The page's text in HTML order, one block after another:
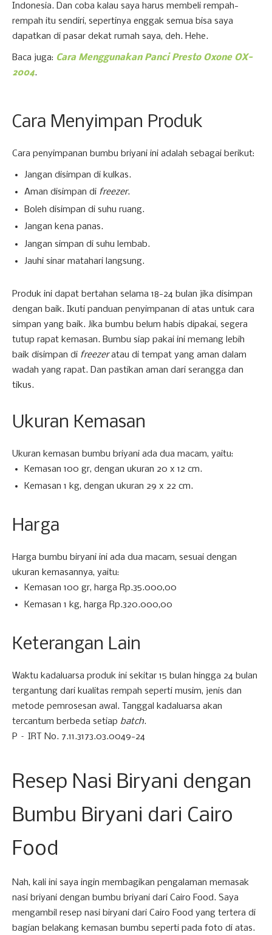
Indonesia. Dan coba kalau saya harus membeli rempah-
rempah itu sendiri, sepertinya enggak semua bisa saya
dapatkan di pasar dekat rumah saya, deh. Hehe.
Baca juga: Cara Menggunakan Panci Presto Oxone OX-
2004.
Cara Menyimpan Produk
Cara penyimpanan bumbu briyani ini adalah sebagai berikut:
Jangan disimpan di kulkas.
Aman disimpan di freezer.
Boleh disimpan di suhu ruang.
Jangan kena panas.
Jangan simpan di suhu lembab.
Jauhi sinar matahari langsung.
Produk ini dapat bertahan selama 18-24 bulan jika disimpan
dengan baik. Ikuti panduan penyimpanan di atas untuk cara
simpan yang baik. Jika bumbu belum habis dipakai, segera
tutup rapat kemasan. Bumbu siap pakai ini memang lebih
baik disimpan di freezeratau di tempat yang aman dalam
wadah yang rapat. Dan pastikan aman dari serangga dan
tikus.
Ukuran Kemasan
Ukuran kemasan bumbu briyani ada dua macam, yaitu:
Kemasan 100 gr, dengan ukuran 20 x 12 cm.
Kemasan 1 kg, dengan ukuran 29 x 22 cm.
Harga
Harga bumbu biryani ini ada dua macam, sesuai dengan
ukuran kemasannya, yaitu:
Kemasan 100 gr, harga Rp.35.000,00
Kemasan 1 kg, harga Rp.320.000,00
Keterangan Lain
Waktu kadaluarsa produk ini sekitar 15 bulan hingga 24 bulan
tergantung dari kualitas rempah seperti musim, jenis dan
metode pemrosesan awal. Tanggal kadaluarsa akan
tercantum berbeda setiap batch.
P – IRT No. 7.11.3173.03.0049-24
Resep Nasi Biryani dengan
Bumbu Biryani dari Cairo
Food
Nah, kali ini saya ingin membagikan pengalaman memasak
nasi briyani dengan bumbu briyani dari Cairo Food. Saya
mengambil resep nasi biryani dari Cairo Food yang tertera di
bagian belakang kemasan bumbu seperti pada foto di atas.